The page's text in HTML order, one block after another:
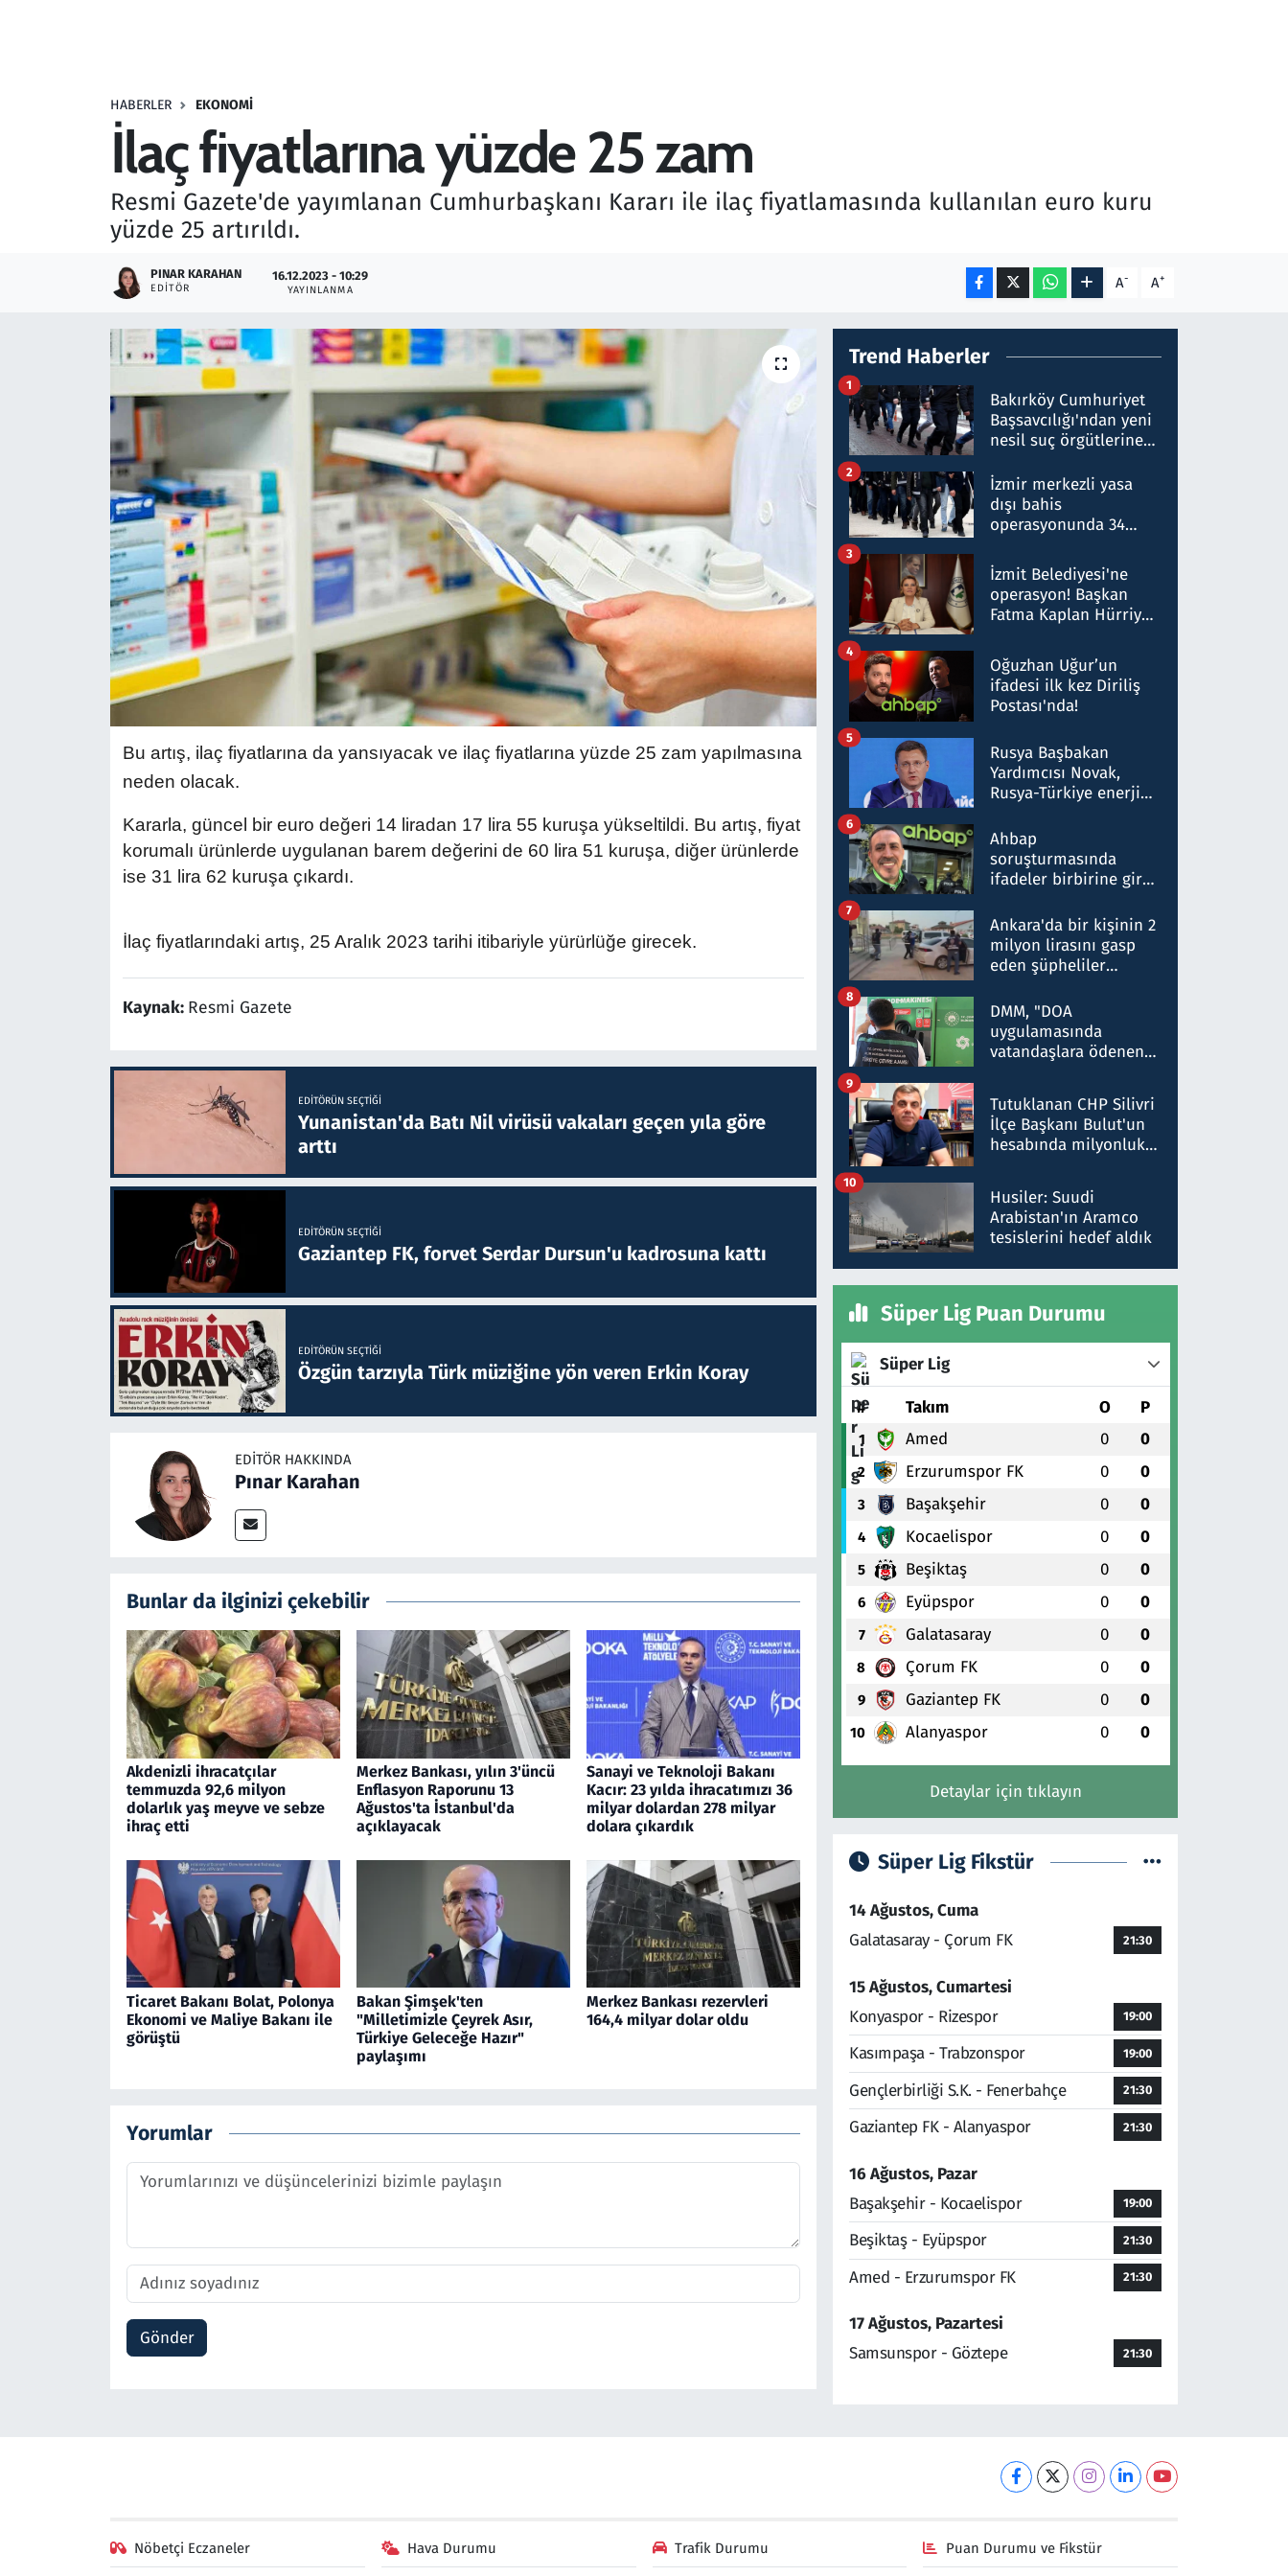
HABERLER EKONOMI
İlaç fiyatlarına yüzde 25 zam
Resmi Gazete'de yayımlanan Cumhurbaşkanı Kararı ile ilaç fiyatlamasında kullanılan euro kuru
yüzde 25 artırıldı.
PINAR KARAHAN
EDITÖR
16.12.2023 - 10:29
YAYINLANMA A- A+
Bu artış, ilaç fiyatlarına da yansıyacak ve ilaç fiyatlarına yüzde 25 zam yapılmasına
neden olacak.
Kararla, güncel bir euro değeri 14 liradan 17 lira 55 kuruşa yükseltildi. Bu artış, fiyat
korumalı ürünlerde uygulanan barem değerini de 60 lira 51 kuruşa, diğer ürünlerde
ise 31 lira 62 kuruşa çıkardı.
İlaç fiyatlarındaki artış, 25 Aralık 2023 tarihi itibariyle yürürlüğe girecek.
Kaynak: Resmi Gazete
EDITÖRÜN SEÇTIĞI
Yunanistan'da Batı Nil virüsü vakaları geçen yıla göre
arttı
EDITÖRÜN SEÇTIĞI
Gaziantep FK, forvet Serdar Dursun'u kadrosuna kattı
EDITÖRÜN SEÇTIĞI
Özgün tarzıyla Türk müziğine yön veren Erkin Koray
EDITÖR HAKKINDA
Pınar Karahan
Bunlar da ilginizi çekebilir
Akdenizli ihracatçılar
temmuzda 92,6 milyon
dolarlık yaş meyve ve sebze
ihraç etti
Merkez Bankası, yılın 3'üncü
Enflasyon Raporunu 13
Ağustos'ta İstanbul'da
açıklayacak
Sanayi ve Teknoloji Bakanı
Kacır: 23 yılda ihracatımızı 36
milyar dolardan 278 milyar
dolara çıkardık
Ticaret Bakanı Bolat, Polonya
Ekonomi ve Maliye Bakanı ile
görüştü
Bakan Şimşek'ten
"Milletimizle Çeyrek Asır,
Türkiye Geleceğe Hazır"
paylaşımı
Merkez Bankası rezervleri
164,4 milyar dolar oldu
Yorumlar
Gönder
Trend Haberler
Bakırköy Cumhuriyet
Başsavcılığı'ndan yeni
nesil suç örgütlerine
hakkında gözaltı kararı
1
İzmir merkezli yasa
dışı bahis
operasyonunda 34
Milyar liralık para
trafiği tespit edildi
2
İzmit Belediyesi'ne
operasyon! Başkan
Fatma Kaplan Hürriyet
3
Oğuzhan Uğur’un
ifadesi ilk kez Diriliş
Postası'nda!
4
Rusya Başbakan
Yardımcısı Novak,
Rusya-Türkiye enerji
nitelikte olduğunu
belirtti
5
Ahbap
soruşturmasında
ifadeler birbirine girdi:
ifadelerinden ortaya
çıkan tablo şok etti
6
Ankara'da bir kişinin 2
milyon lirasını gasp
eden şüpheliler
7
DMM, "DOA
uygulamasında
vatandaşlara ödenen
düşürüldüğü" iddiasını
yalanladı
8
Tutuklanan CHP Silivri
İlçe Başkanı Bulut'un
hesabında milyonluk
talimat verdi, ben
gönderdim
9
Husiler: Suudi
Arabistan'ın Aramco
tesislerini hedef aldık
10
Süper Lig Puan Durumu
Süper Lig
# Takım O P
1 Amed 0 0
2 Erzurumspor FK 0 0
3 Başakşehir 0 0
4 Kocaelispor 0 0
5 Beşiktaş 0 0
6 Eyüpspor 0 0
7 Galatasaray 0 0
8 Çorum FK 0 0
9 Gaziantep FK 0 0
10 Alanyaspor 0 0
Detaylar için tıklayın
Süper Lig Fikstür
14 Ağustos, Cuma
Galatasaray - Çorum FK
21:30
15 Ağustos, Cumartesi
Konyaspor - Rizespor
19:00
Kasımpaşa - Trabzonspor 19:00
Gençlerbirliği S.K. - Fenerbahçe 21:30
Gaziantep FK - Alanyaspor 21:30
16 Ağustos, Pazar
Başakşehir - Kocaelispor
19:00
Beşiktaş - Eyüpspor 21:30
Amed - Erzurumspor FK 21:30
17 Ağustos, Pazartesi
Samsunspor - Göztepe
21:30
Nöbetçi Eczaneler Hava Durumu Trafik Durumu Puan Durumu ve Fikstür
Savunma Sanayi
Seçim 2023
Teknoloji ve Bilim